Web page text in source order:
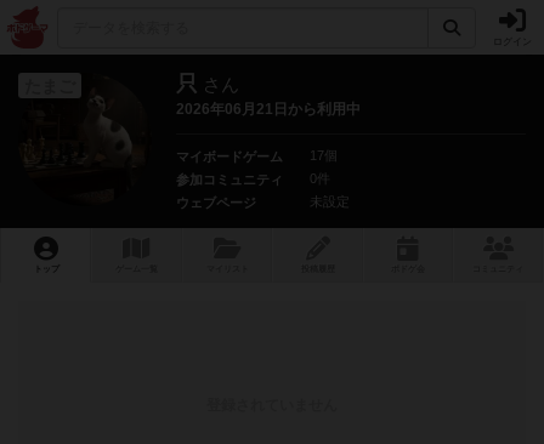
只 さん
2026年06月21日から利用中
マイボードゲーム
17個
参加コミュニティ
0件
ウェブページ
未設定
トップ